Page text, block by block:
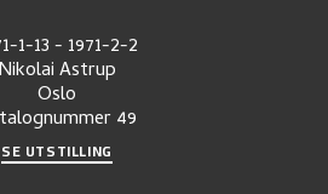
1-13- 1971-2-2
Nikolai Astrup
Oslo
49
SE UTSTILLING